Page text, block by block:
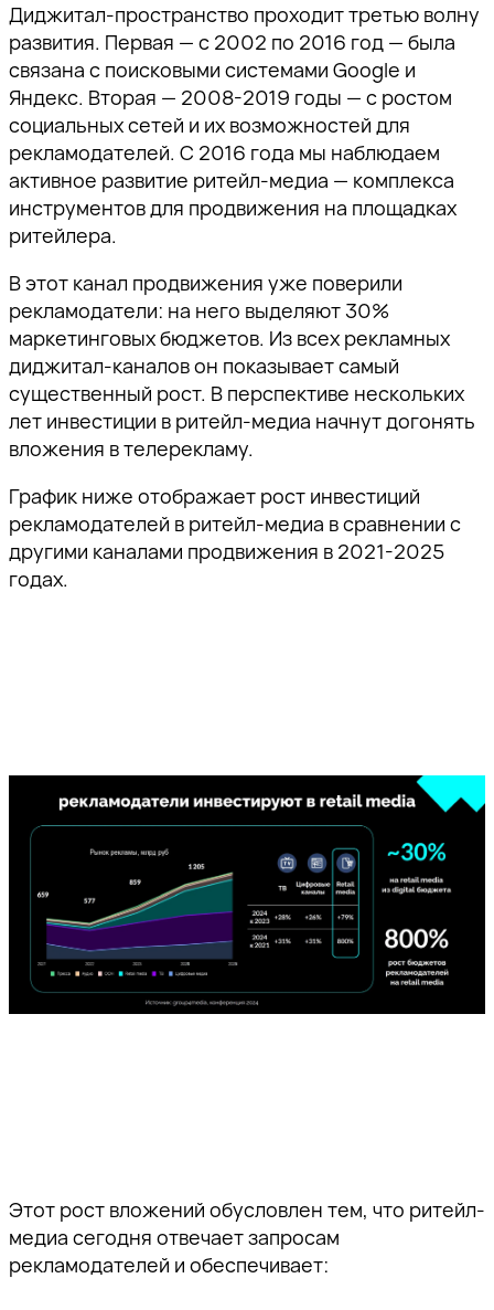
Диджитал-пространство проходит третью волну
развития. Первая — с 2002 по 2016 год — была
связана с поисковыми системами Google и
Яндекс. Вторая — 2008-2019 годы — с ростом
социальных сетей и их возможностей для
рекламодателей. С 2016 года мы наблюдаем
активное развитие ритейл-медиа — комплекса
инструментов для продвижения на площадках
ритейлера.
В этот канал продвижения уже поверили
рекламодатели: на него выделяют 30%
маркетинговых бюджетов. Из всех рекламных
диджитал-каналов он показывает самый
существенный рост. В перспективе нескольких
лет инвестиции в ритейл-медиа начнут догонять
вложения в телерекламу.
График ниже отображает рост инвестиций
рекламодателей в ритейл-медиа в сравнении с
другими каналами продвижения в 2021-2025
годах.
Этот рост вложений обусловлен тем, что ритейл-
медиа сегодня отвечает запросам
рекламодателей и обеспечивает: